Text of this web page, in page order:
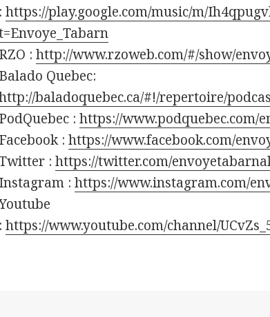
:https://play.google.com/music/m/
RZO :http://www.rzoweb.com/#/show/
Balado Quebec:
baladoquebec.ca/#!/repertoire/
PodQuebec :https://www.podquebec.com/
Facebook :https://www.facebook.com/
:https://twitter.com/
Instagram :https://www.instagram.com/
:https://www.youtube.com/channel/